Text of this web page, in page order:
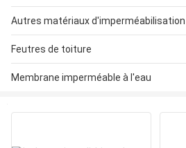
Autres matériaux d'imperméabilisation
Feutres de toiture
Membrane imperméable à l'eau